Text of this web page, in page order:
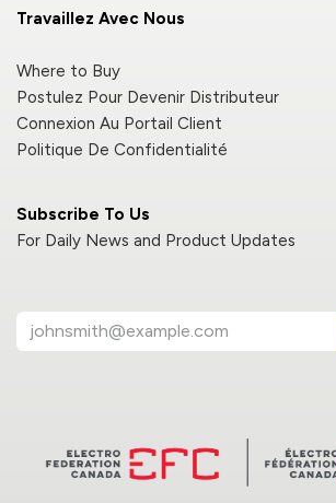
Subscribe To Us
For Daily News and Product Updates
Travaillez Avec Nous
Where to Buy
Postulez Pour Devenir Distributeur
Connexion Au Portail Client
Politique De Confidentialité